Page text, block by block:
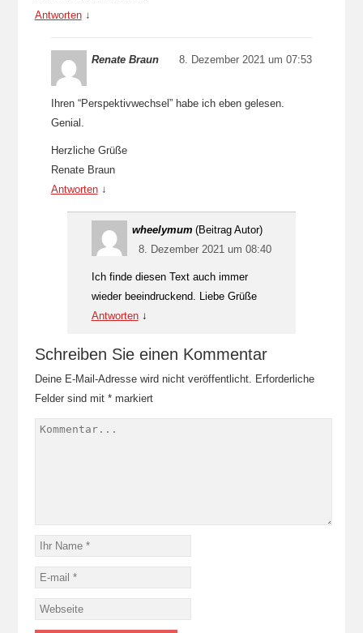
Antworten ↓
Renate Braun 8. Dezember 2021 um 07:53
Ihren “Perspektivwechsel” habe ich eben gelesen.
Genial.
Herzliche Grüße
Renate Braun
Antworten ↓
wheelymum (Beitrag Autor)
8. Dezember 2021 um 08:40
Ich finde diesen Text auch immer
wieder beeindruckend. Liebe Grüße
Antworten ↓
Schreiben Sie einen Kommentar
Deine E-Mail-Adresse wird nicht veröffentlicht. Erforderliche
Felder sind mit *markiert